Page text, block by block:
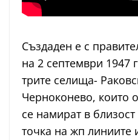
Създаден е с
на 2 септември 1947
трите селища-
Черноконево, които
се намират в
точка на жп линиите